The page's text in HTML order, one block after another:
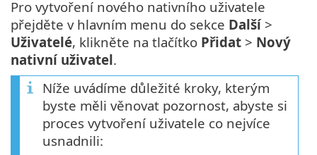
Pro vytvoření nového nativního uživatele
přejděte v hlavním menu do sekce Další>
Uživatelé, klikněte na tlačítko Přidat > Nový
nativní uživatel.
Níže uvádíme důležité kroky, kterým
byste měli věnovat pozornost, abyste si
proces vytvoření uživatele co nejvíce
usnadnili: